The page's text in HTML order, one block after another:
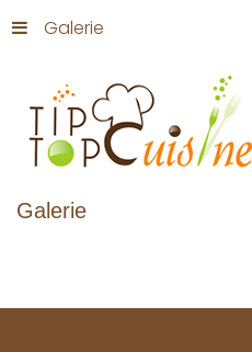
Galerie
Galerie